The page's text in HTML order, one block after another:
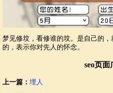
梦见修坟，看修谁的坟。是自己的
的，表示你对先人的怀念。
seo页面
上一篇： 埋人